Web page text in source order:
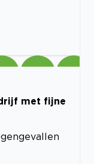
met fijne